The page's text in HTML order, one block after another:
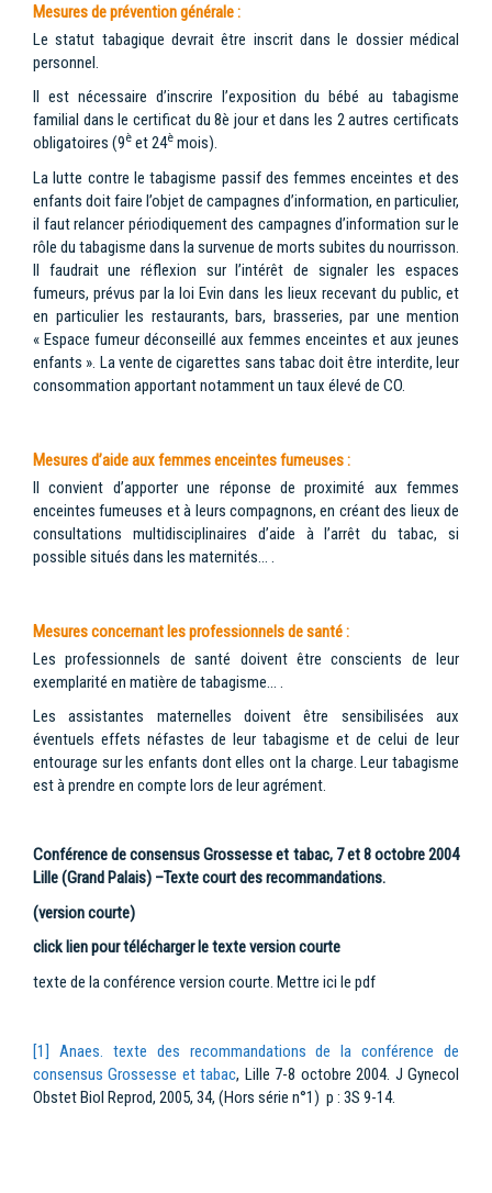
Mesures de prévention générale :
Le statut tabagique devrait être inscrit dans le dossier médical
personnel.
Il est nécessaire d’inscrire l’exposition du bébé au tabagisme
familial dans le certificat du 8è jour et dans les 2 autres certificats
obligatoires (9è et 24è mois).
La lutte contre le tabagisme passif des femmes enceintes et des
enfants doit faire l’objet de campagnes d’information, en particulier,
il faut relancer périodiquement des campagnes d’information sur le
rôle du tabagisme dans la survenue de morts subites du nourrisson.
Il faudrait une réflexion sur l’intérêt de signaler les espaces
fumeurs, prévus par la loi Evin dans les lieux recevant du public, et
en particulier les restaurants, bars, brasseries, par une mention
« Espace fumeur déconseillé aux femmes enceintes et aux jeunes
enfants ». La vente de cigarettes sans tabac doit être interdite, leur
consommation apportant notamment un taux élevé de CO.
Mesures d’aide aux femmes enceintes fumeuses :
Il convient d’apporter une réponse de proximité aux femmes
enceintes fumeuses et à leurs compagnons, en créant des lieux de
consultations multidisciplinaires d’aide à l’arrêt du tabac, si
possible situés dans les maternités… .
Mesures concernant les professionnels de santé :
Les professionnels de santé doivent être conscients de leur
exemplarité en matière de tabagisme… .
Les assistantes maternelles doivent être sensibilisées aux
éventuels effets néfastes de leur tabagisme et de celui de leur
entourage sur les enfants dont elles ont la charge. Leur tabagisme
est à prendre en compte lors de leur agrément.
Conférence de consensus Grossesse et tabac, 7 et 8 octobre 2004
Lille (Grand Palais) –Texte court des recommandations.
(version courte)
click lien pour télécharger le texte version courte
texte de la conférence version courte. Mettre ici le pdf
[1]
Anaes. texte des recommandations de la conférence de
consensus Grossesse et tabac, Lille 7-8 octobre 2004. J Gynecol
Obstet Biol Reprod, 2005, 34, (Hors série n°1) p : 3S 9-14.